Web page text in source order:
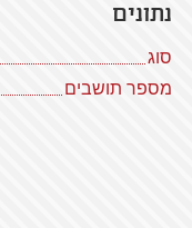
נתונים
סוג
מספר תושבים